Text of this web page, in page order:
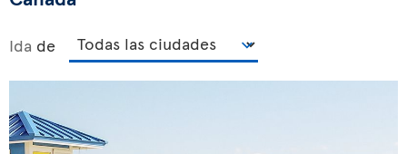
Ida de